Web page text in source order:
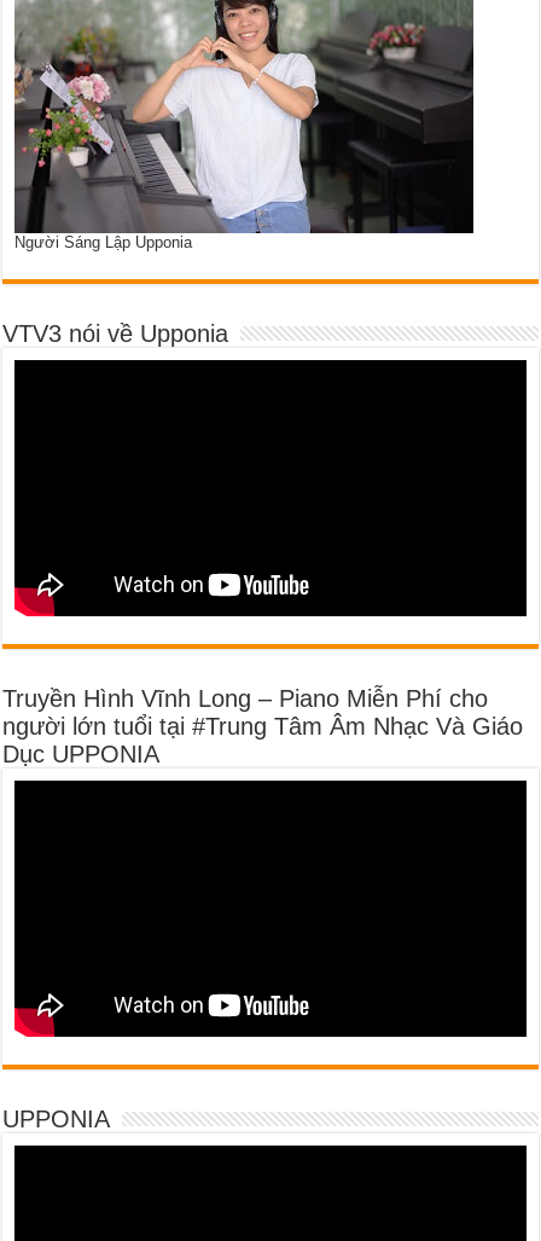
Người Sáng Lập Upponia
VTV3 nói về Upponia
Truyền Hình Vĩnh Long – Piano Miễn Phí cho
người lớn tuổi tại #Trung Tâm Âm Nhạc Và Giáo
Dục UPPONIA
UPPONIA